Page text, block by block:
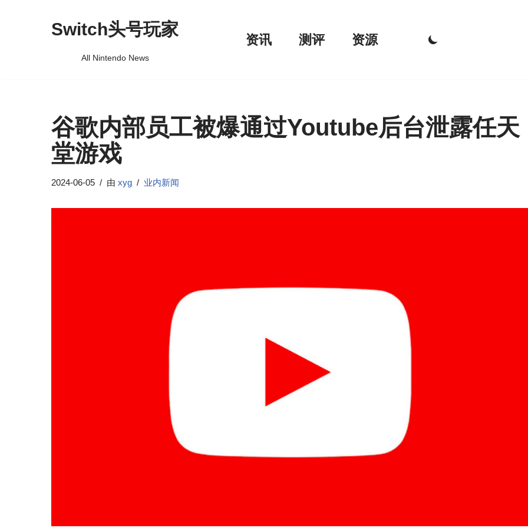
Switch头号玩家
All Nintendo News
资讯 测评 资源
谷歌内部员工被爆通过Youtube后台泄露任天
堂游戏
2024-06-05 由 xyg 业内新闻